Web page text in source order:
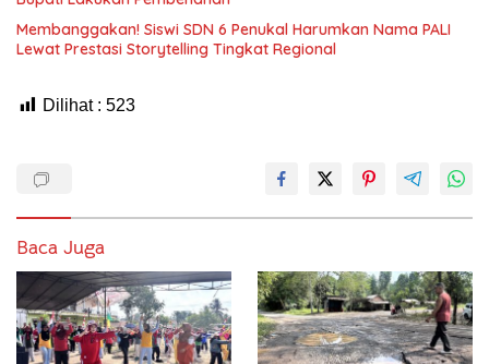
Membanggakan! Siswi SDN 6 Penukal Harumkan Nama PALI
Lewat Prestasi Storytelling Tingkat Regional
Dilihat : 523
Baca Juga